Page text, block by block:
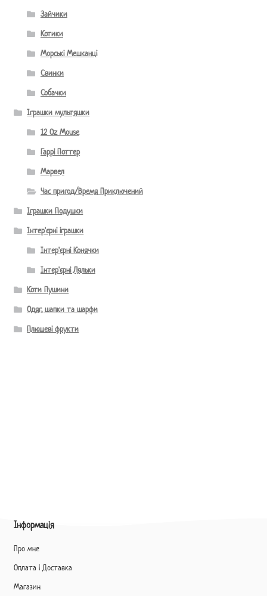
Зайчики
Котики
Морські Мешканці
Свинки
Собачки
Іграшки мультяшки
12 Oz Mouse
Гаррі Поттер
Марвел
Час пригод/Время Приключений
Іграшки Подушки
Інтер'єрні іграшки
Інтер'єрні Конячки
Інтер'єрні Ляльки
Коти Пушини
Одяг, шапки та шарфи
Плюшеві фрукти
Інформація
Про мне
Оплата і Доставка
Магазин